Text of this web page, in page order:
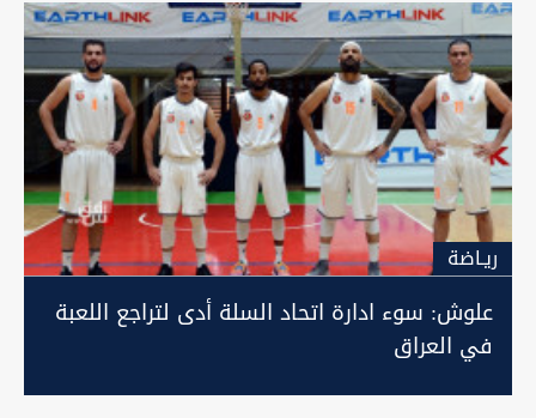
ريـاضة
علوش: سوء ادارة اتحاد السلة أدى لتراجع اللعبة
في العراق